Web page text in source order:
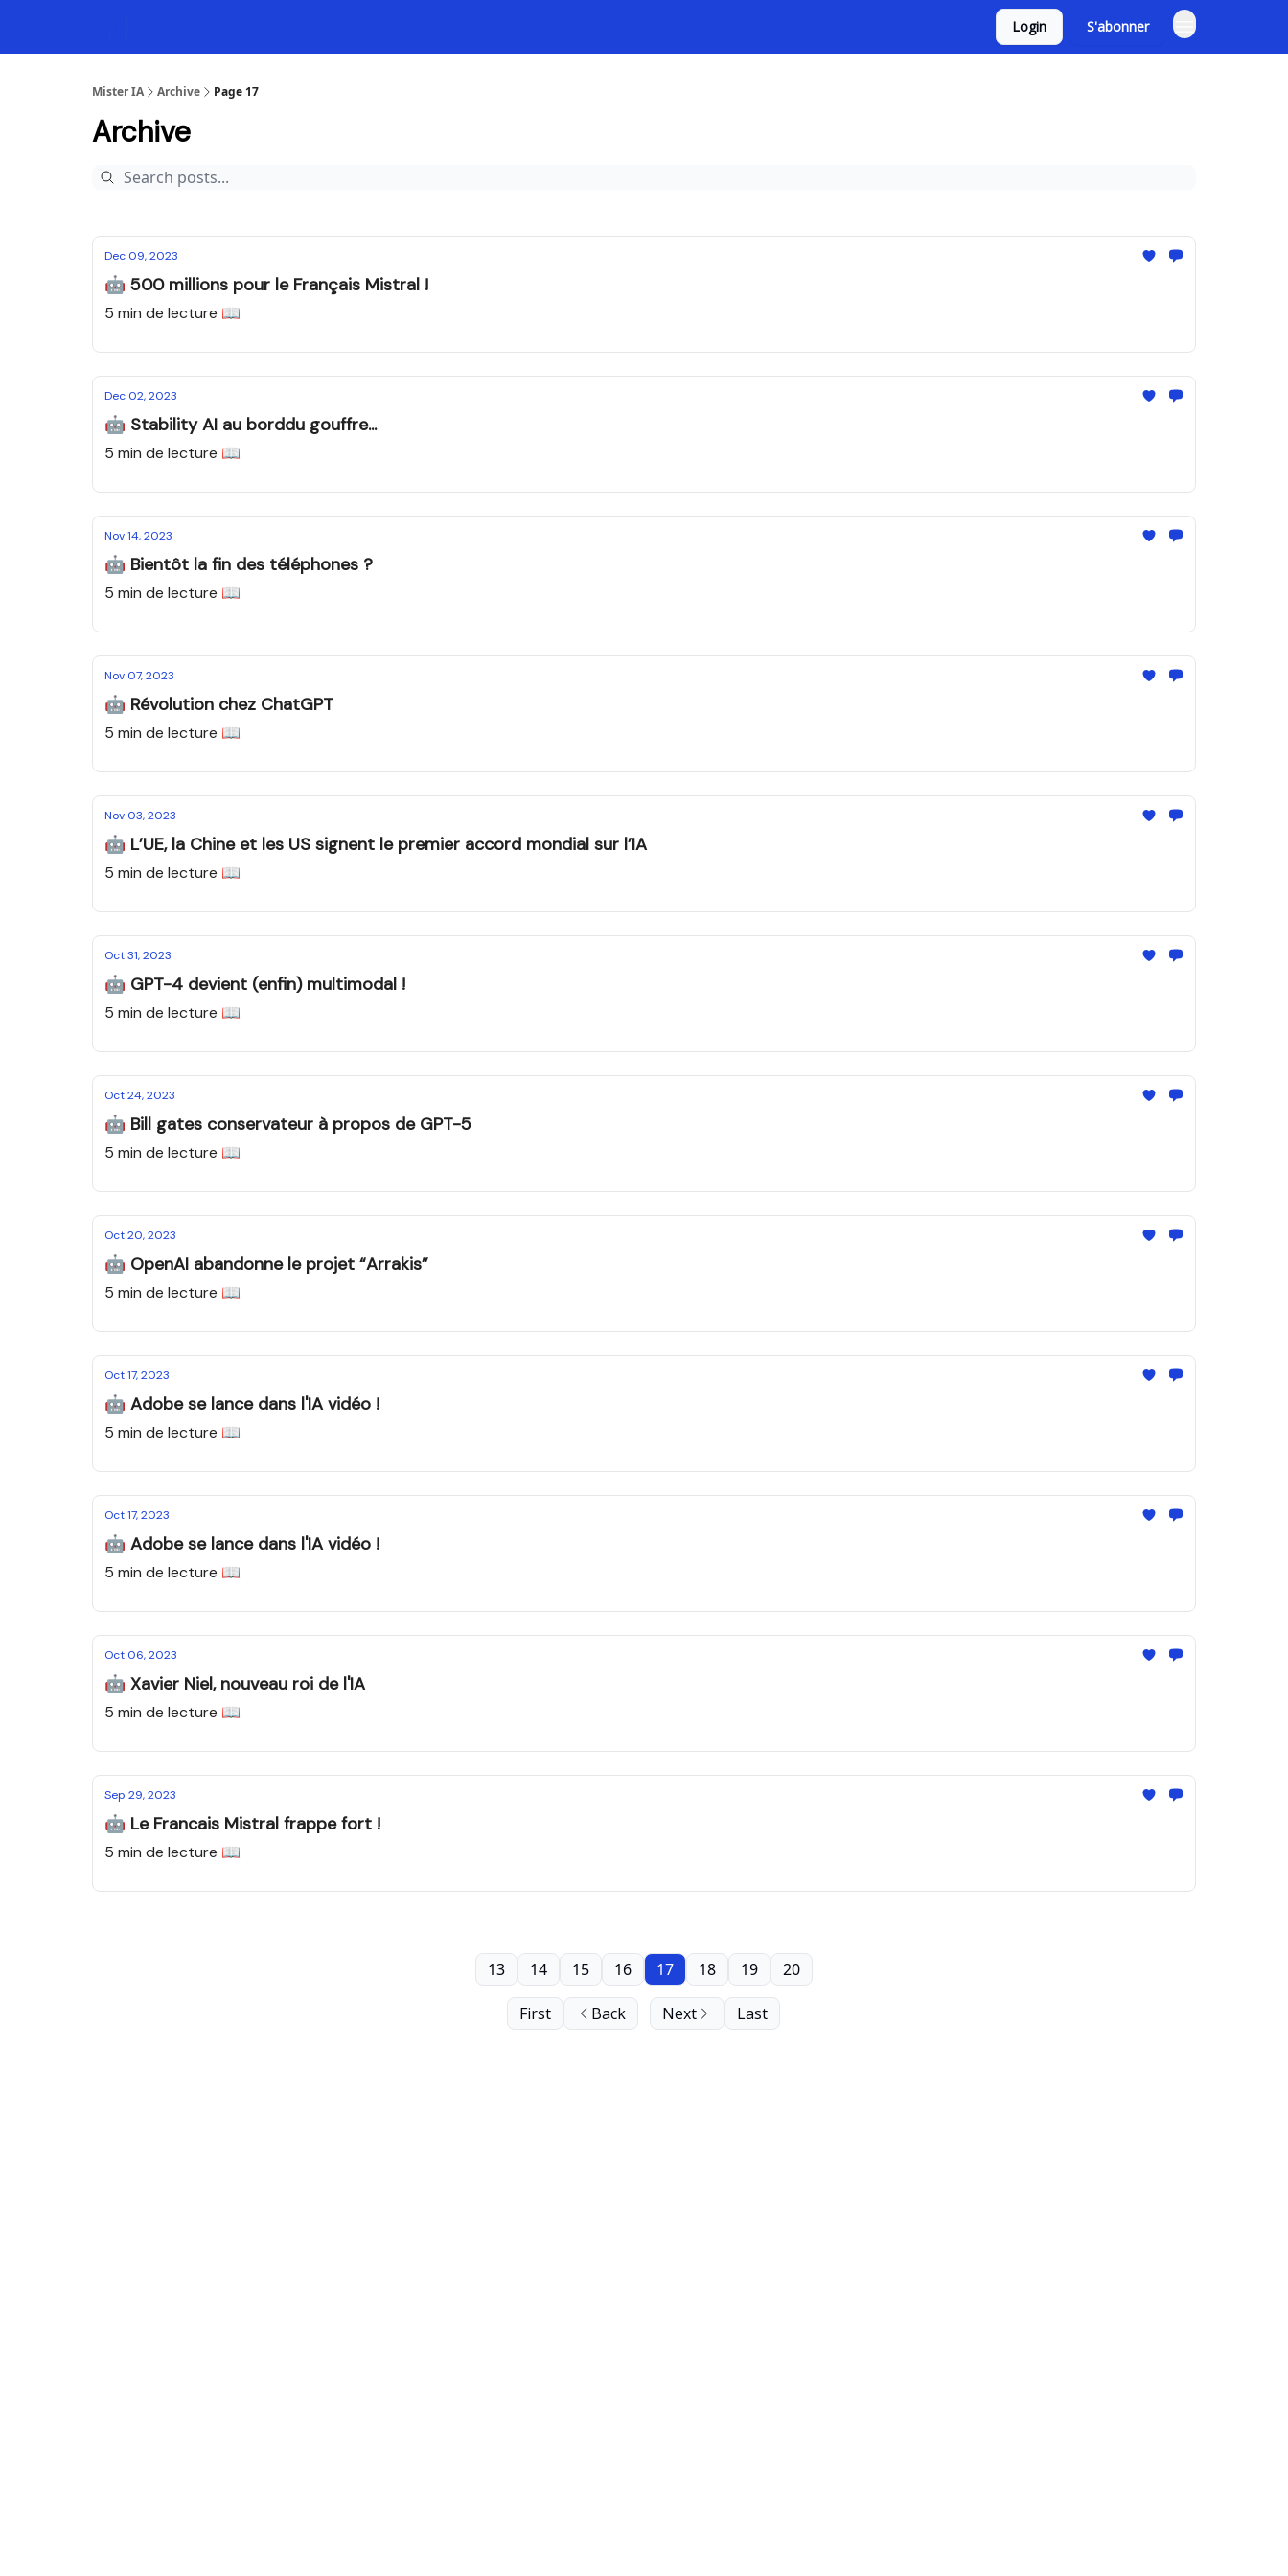
Login S'abonner
Mister IA Archive Page 17
Archive
Dec 09, 2023
🤖 500 millions pour le Français Mistral !
5 min de lecture 📖
Dec 02, 2023
🤖 Stability AI au borddu gouffre...
5 min de lecture 📖
Nov 14, 2023
🤖 Bientôt la fin des téléphones ?
5 min de lecture 📖
Nov 07, 2023
🤖 Révolution chez ChatGPT
5 min de lecture 📖
Nov 03, 2023
🤖 L’UE, la Chine et les US signent le premier accord mondial sur l’IA
5 min de lecture 📖
Oct 31, 2023
🤖 GPT-4 devient (enfin) multimodal !
5 min de lecture 📖
Oct 24, 2023
🤖 Bill gates conservateur à propos de GPT-5
5 min de lecture 📖
Oct 20, 2023
🤖 OpenAI abandonne le projet “Arrakis”
5 min de lecture 📖
Oct 17, 2023
🤖 Adobe se lance dans l'IA vidéo !
5 min de lecture 📖
Oct 17, 2023
🤖 Adobe se lance dans l'IA vidéo !
5 min de lecture 📖
Oct 06, 2023
🤖 Xavier Niel, nouveau roi de l'IA
5 min de lecture 📖
Sep 29, 2023
🤖 Le Francais Mistral frappe fort !
5 min de lecture 📖
First Back
13 14 15 16 17 18 19 20
Next Last